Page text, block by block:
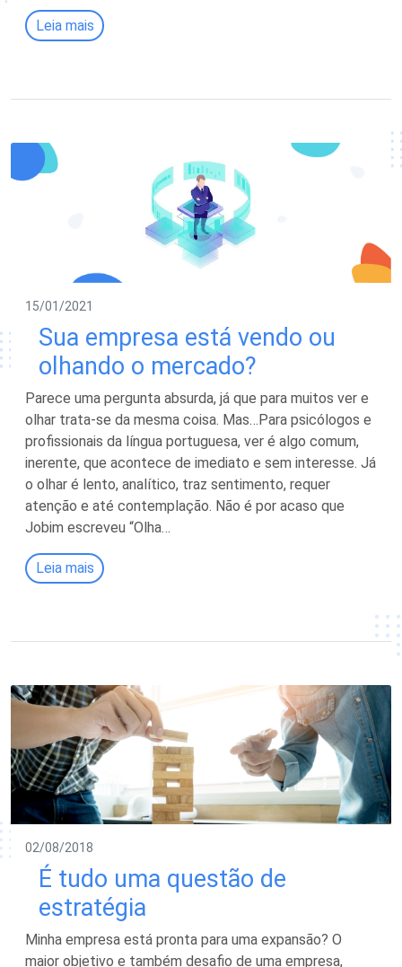
Leia mais
15/01/2021
Sua empresa está vendo ou
olhando o mercado?
Parece uma pergunta absurda, já que para muitos ver e
olhar trata-se da mesma coisa. Mas…Para psicólogos e
profissionais da língua portuguesa, ver é algo comum,
inerente, que acontece de imediato e sem interesse. Já
o olhar é lento, analítico, traz sentimento, requer
atenção e até contemplação. Não é por acaso que
Jobim escreveu “Olha…
Leia mais
02/08/2018
É tudo uma questão de
estratégia
Minha empresa está pronta para uma expansão? O
maior objetivo e também desafio de uma empresa,